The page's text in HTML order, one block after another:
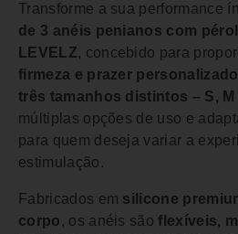
Transforme a sua performance
de 3 anéis penianos com
LEVELZ, concebido para
firmeza e prazer personalizado
três tamanhos distintos – S, M
múltiplas opções de uso e
para quem deseja variar a
estimulação.
Fabricados em silicone
corpo , os anéis sãoflexíveis,